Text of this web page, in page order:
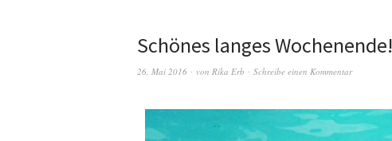
Schönes langes Wochenende!
26. Mai 2016 von Rika Erb Schreibe einen Kommentar